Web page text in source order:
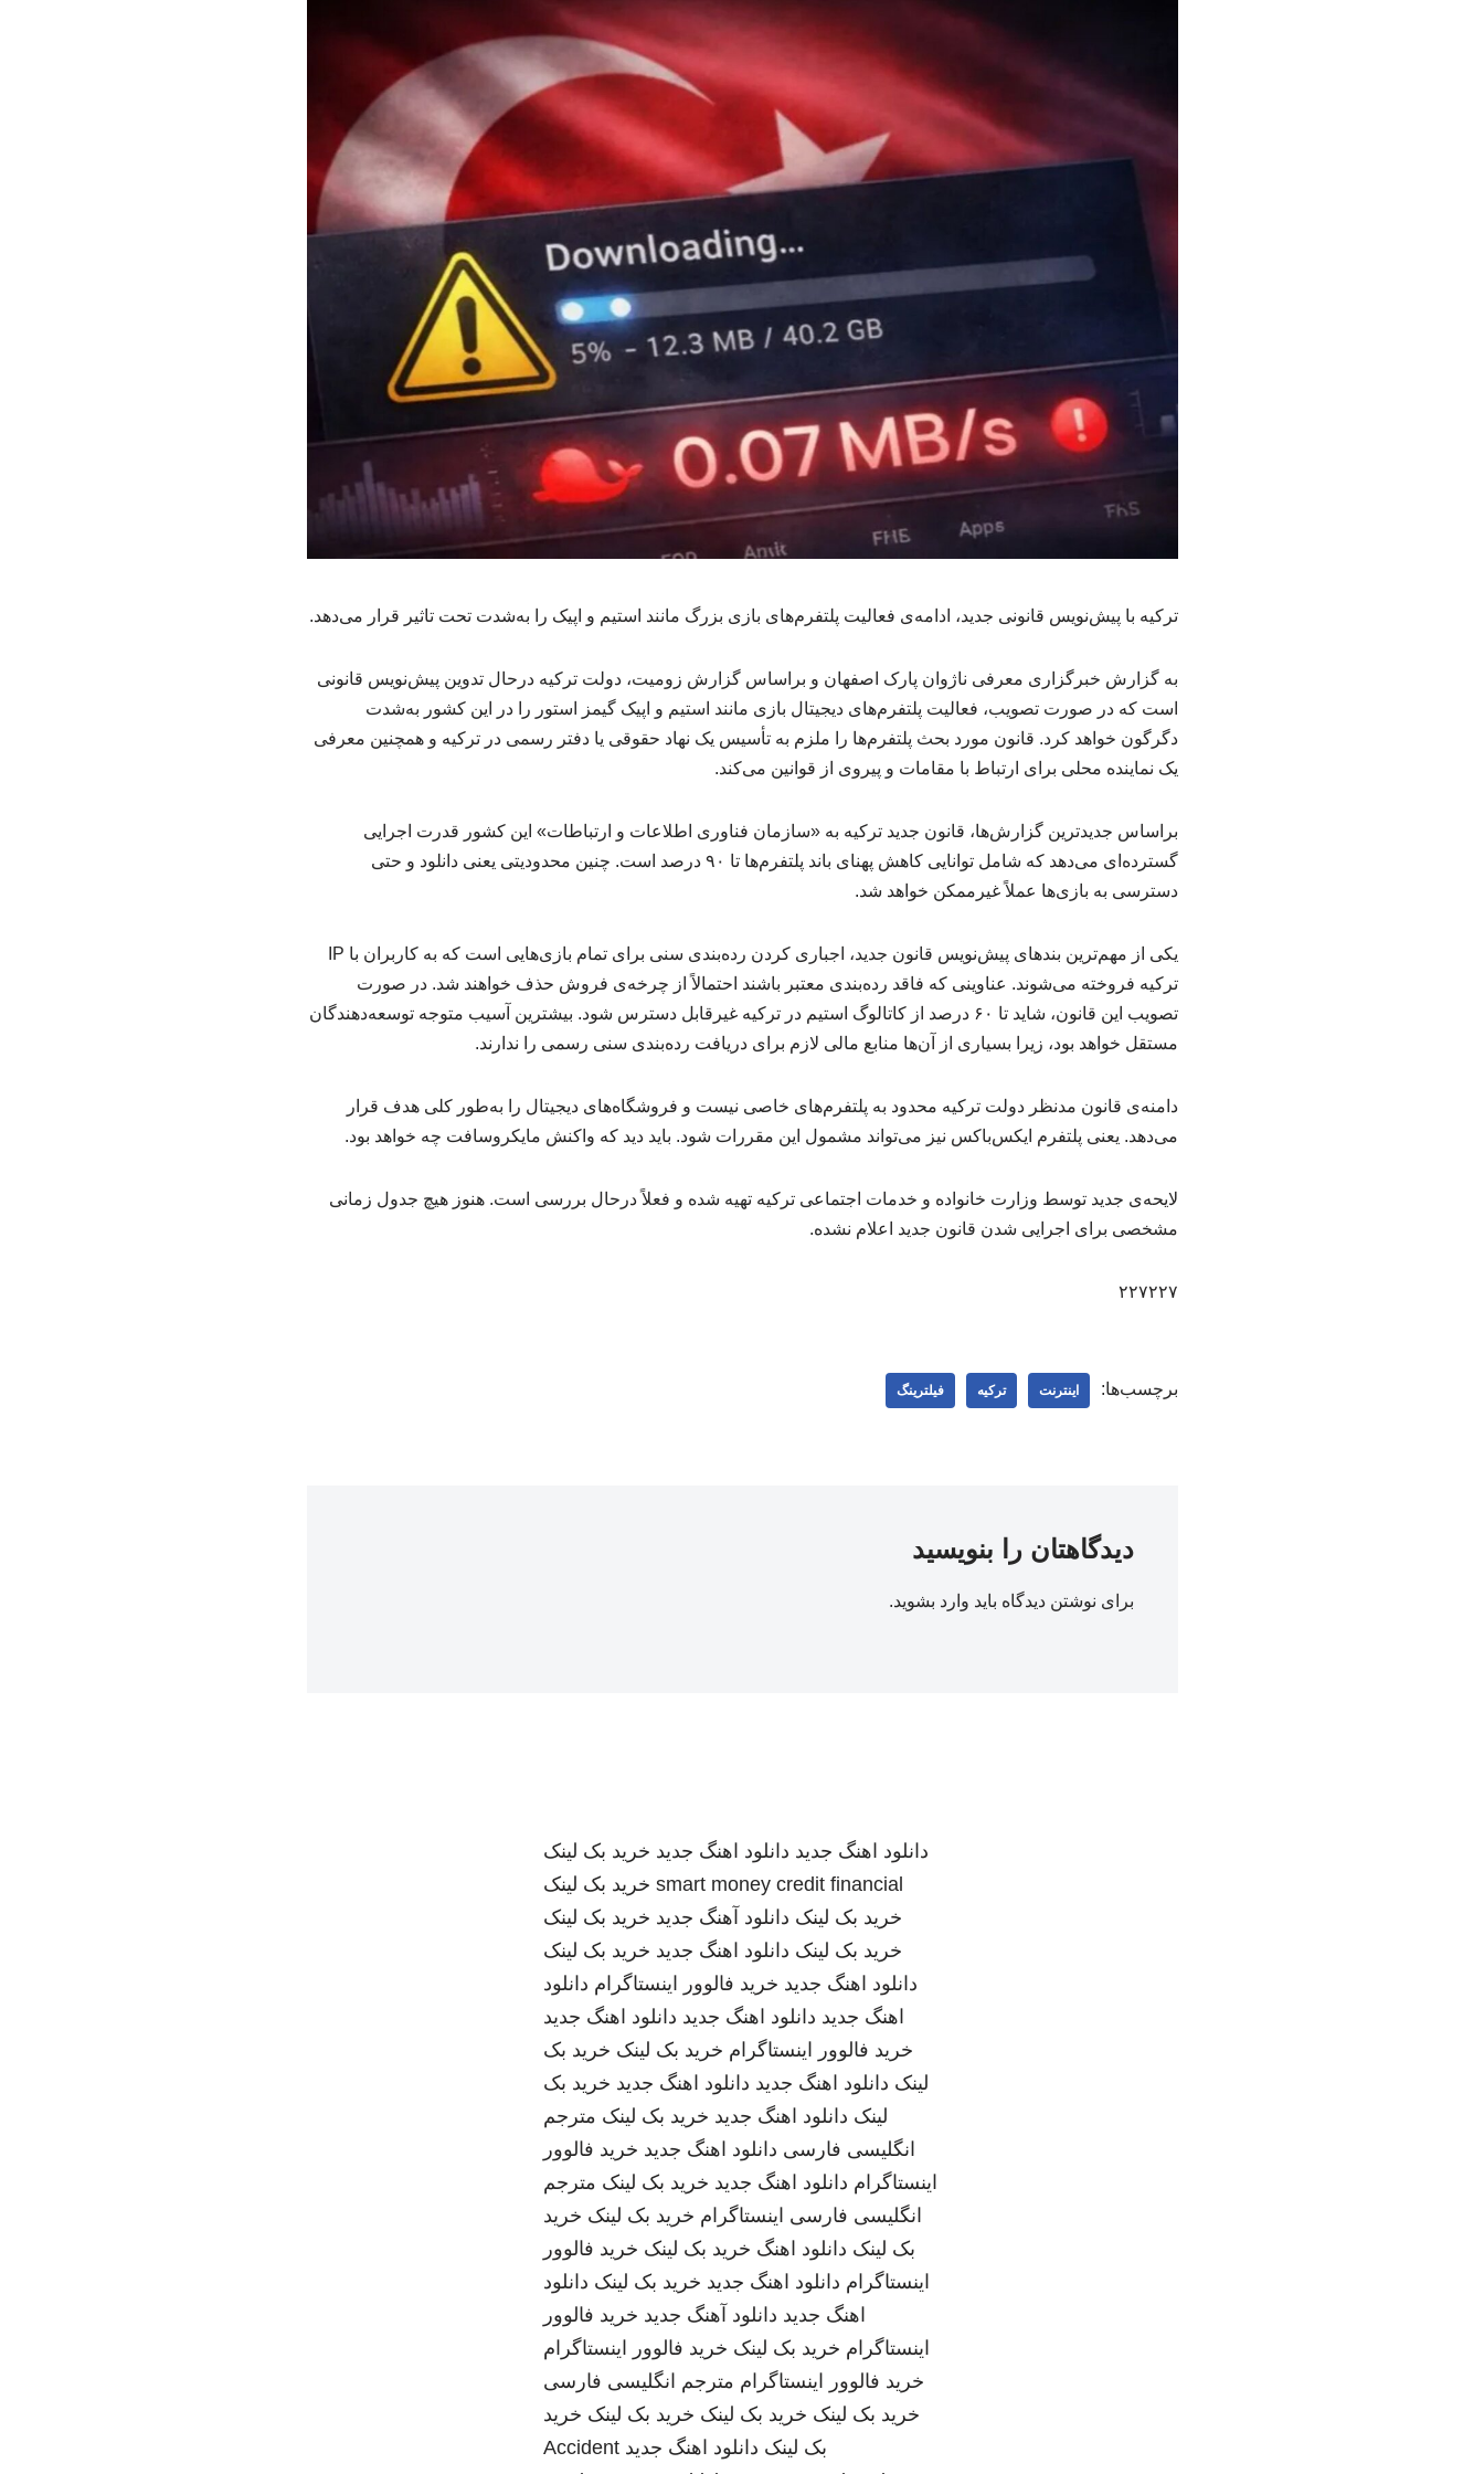
ترکیه با پیش‌نویس قانونی جدید، ادامه‌ی فعالیت پلتفرم‌های بازی بزرگ مانند استیم و اپیک را به‌شدت تحت تاثیر قرار می‌دهد.
به گزارش خبرگزاری معرفی ناژوان پارک اصفهان و براساس گزارش زومیت، دولت ترکیه درحال تدوین پیش‌نویس قانونی
است که در صورت تصویب، فعالیت پلتفرم‌های دیجیتال بازی مانند استیم و اپیک گیمز استور را در این کشور به‌شدت
دگرگون خواهد کرد. قانون مورد بحث پلتفرم‌ها را ملزم به تأسیس یک نهاد حقوقی یا دفتر رسمی در ترکیه و همچنین معرفی
یک نماینده محلی برای ارتباط با مقامات و پیروی از قوانین می‌کند.
براساس جدیدترین گزارش‌ها، قانون جدید ترکیه به «سازمان فناوری اطلاعات و ارتباطات» این کشور قدرت اجرایی
گسترده‌ای می‌دهد که شامل توانایی کاهش پهنای باند پلتفرم‌ها تا ۹۰ درصد است. چنین محدودیتی یعنی دانلود و حتی
دسترسی به بازی‌ها عملاً غیرممکن خواهد شد.
یکی از مهم‌ترین بندهای پیش‌نویس قانون جدید، اجباری کردن رده‌بندی سنی برای تمام بازی‌هایی است که به کاربران با IP
ترکیه فروخته می‌شوند. عناوینی که فاقد رده‌بندی معتبر باشند احتمالاً از چرخه‌ی فروش حذف خواهند شد. در صورت
تصویب این قانون، شاید تا ۶۰ درصد از کاتالوگ استیم در ترکیه غیرقابل دسترس شود. بیشترین آسیب متوجه توسعه‌دهندگان
مستقل خواهد بود، زیرا بسیاری از آن‌ها منابع مالی لازم برای دریافت رده‌بندی سنی رسمی را ندارند.
دامنه‌ی قانون مدنظر دولت ترکیه محدود به پلتفرم‌های خاصی نیست و فروشگاه‌های دیجیتال را به‌طور کلی هدف قرار
می‌دهد. یعنی پلتفرم ایکس‌باکس نیز می‌تواند مشمول این مقررات شود. باید دید که واکنش مایکروسافت چه خواهد بود.
لایحه‌ی جدید توسط وزارت خانواده و خدمات اجتماعی ترکیه تهیه شده و فعلاً درحال بررسی است. هنوز هیچ جدول زمانی
مشخصی برای اجرایی شدن قانون جدید اعلام نشده.
۲۲۷۲۲۷
برچسب‌ها: اینترنت ترکیه فیلترینگ
دیدگاهتان را بنویسید
برای نوشتن دیدگاه باید وارد بشوید.
دانلود اهنگ جدید دانلود اهنگ جدید خرید بک لینک
smart money credit financial خرید بک لینک
خرید بک لینک دانلود آهنگ جدید خرید بک لینک
خرید بک لینک دانلود اهنگ جدید خرید بک لینک
دانلود اهنگ جدید خرید فالوور اینستاگرام دانلود
اهنگ جدید دانلود اهنگ جدید دانلود اهنگ جدید
خرید فالوور اینستاگرام خرید بک لینک خرید بک
لینک دانلود اهنگ جدید دانلود اهنگ جدید خرید بک
لینک دانلود اهنگ جدید خرید بک لینک مترجم
انگلیسی فارسی دانلود اهنگ جدید خرید فالوور
اینستاگرام دانلود اهنگ جدید خرید بک لینک مترجم
انگلیسی فارسی اینستاگرام خرید بک لینک خرید
بک لینک دانلود اهنگ خرید بک لینک خرید فالوور
اینستاگرام دانلود اهنگ جدید خرید بک لینک دانلود
اهنگ جدید دانلود آهنگ جدید خرید فالوور
اینستاگرام خرید بک لینک خرید فالوور اینستاگرام
خرید فالوور اینستاگرام مترجم انگلیسی فارسی
خرید بک لینک خرید بک لینک خرید بک لینک خرید
بک لینک دانلود اهنگ جدید Accident